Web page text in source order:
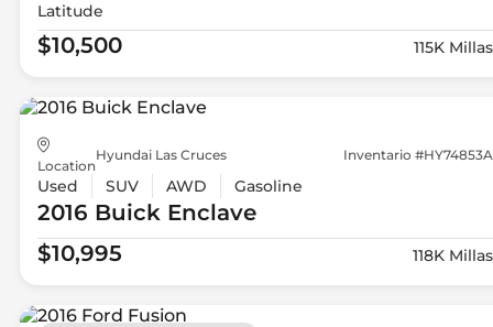
Latitude
$10,500 115K Millas
Location
Hyundai Las Cruces Inventario #HY74853A
Used SUV AWD Gasoline
2016 BuickEnclave
$10,995
118K Millas